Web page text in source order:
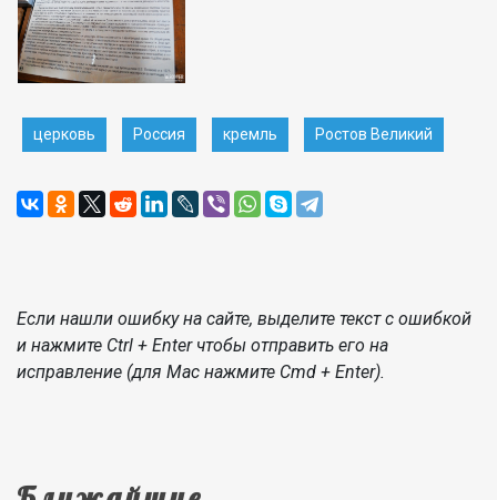
церковь Россия кремль Ростов Великий
Если нашли ошибку на сайте, выделите текст с ошибкой
и нажмите Ctrl + Enter чтобы отправить его на
исправление (для Mac нажмите Cmd + Enter).